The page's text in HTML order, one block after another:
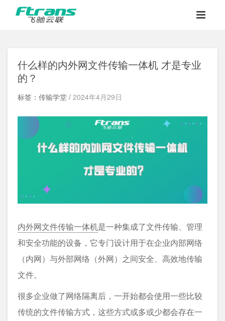
什么样的内外网文件传输一体机 才是专业
的？
标签：传输学堂 / 2024年4月29日
内外网文件传输一体机是一种集成了文件传输、管理
和安全功能的设备，它专门设计用于在企业内部网络
（内网）与外部网络（外网）之间安全、高效地传输
文件。
很多企业做了网络隔离后，一开始都会使用一些比较
传统的文件传输方式，这些方式或多或少都会存在一